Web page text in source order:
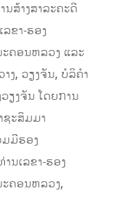
ສ້າງສາລະຄະດີ
ຂາ-ຮອງ
ະຄອນຫລວງ ແລະ
ງ, ວຽງຈັນ, ບໍລິຄຳ
ຽງຈັນ ໂດຍການ
ຊະສິມມາ
ມມີຮອງ
ນເລຂາ-ຮອງ
ະຄອນຫລວງ,